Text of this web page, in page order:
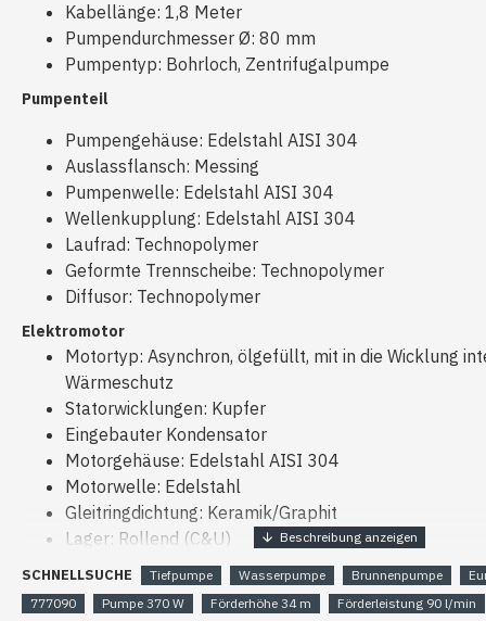
Kabellänge: 1,8 Meter
Pumpendurchmesser Ø: 80 mm
Pumpentyp: Bohrloch, Zentrifugalpumpe
Pumpenteil
Pumpengehäuse: Edelstahl AISI 304
Auslassflansch: Messing
Pumpenwelle: Edelstahl AISI 304
Wellenkupplung: Edelstahl AISI 304
Laufrad: Technopolymer
Geformte Trennscheibe: Technopolymer
Diffusor: Technopolymer
Elektromotor
Motortyp: Asynchron, ölgefüllt, mit in die Wicklung
Wärmeschutz
Statorwicklungen: Kupfer
Eingebauter Kondensator
Motorgehäuse: Edelstahl AISI 304
Motorwelle: Edelstahl
Gleitringdichtung: Keramik/Graphit
Lager: Rollend (C&U)
Spannung: 220–240 V/380 V
Frequenz: 50 Hz
Isolationsklasse: F
SCHNELLSUCHE Tiefpumpe Wasserpumpe Brunnenpumpe
777090
Pumpe 370 W Förderhöhe 34 m Förderleistung 90 l/min